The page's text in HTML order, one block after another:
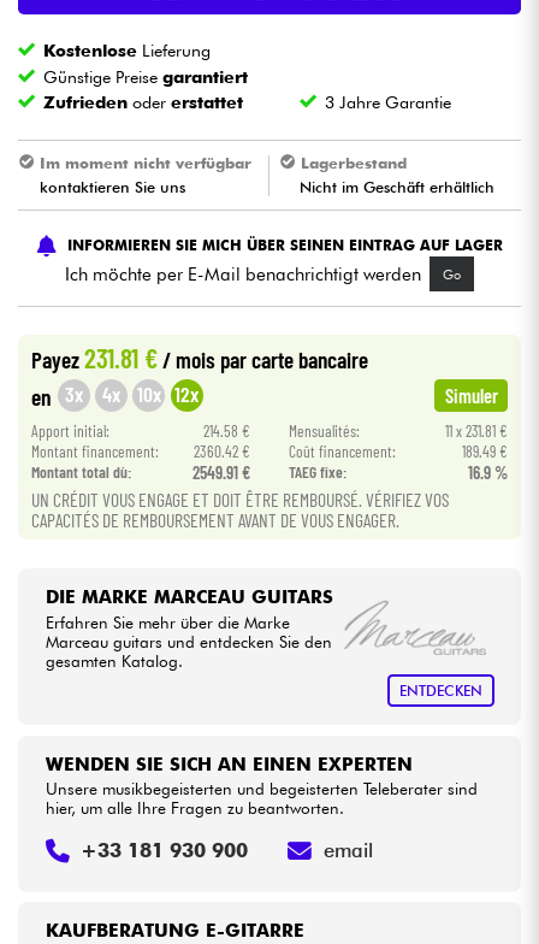
Drums
Blasinstrumente
Kinder
Bundle
Sehen Sie sich unsere Marken an
Kostenlose Lieferung
Günstige Preisegarantiert
Zufrieden odererstattet 3 Jahre Garantie
Im moment nicht verfügbar
kontaktieren Sie uns
Lagerbestand
Nicht im Geschäft erhältlich
INFORMIEREN SIE MICH ÜBER SEINEN EINTRAG AUF LAGER
Ich möchte per E-Mail benachrichtigt werden Go
Payez231.81 € / mois par carte bancaire
en 3x 4x 10x 12x Simuler
Apport initial: 214.58 € Mensualités:
11 x 231.81 €
Montant financement:
2360.42 € Coût financement:
189.49 €
Montant total dù:
2549.91 € TAEG fixe: 16.9 %
UN CRÉDIT VOUS ENGAGE ET DOIT ÊTRE REMBOURSÉ. VÉRIFIEZ VOS
CAPACITÉS DE REMBOURSEMENT AVANT DE VOUS ENGAGER.
DIE MARKE MARCEAU GUITARS
Erfahren Sie mehr über die Marke
Marceau guitars und entdecken Sie den
gesamten Katalog.
ENTDECKEN
KAUFBERATUNG E-GITARRE
WENDEN SIE SICH AN EINEN EXPERTEN
Unsere musikbegeisterten und begeisterten Teleberater sind
hier, um alle Ihre Fragen zu beantworten.
+33 181 930 900 email